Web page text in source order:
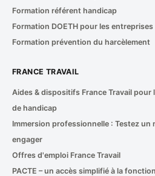
Formation référent handicap
Formation DOETH pour les entreprises
Formation prévention du harcèlement
FRANCE TRAVAIL
Aides & dispositifs France Travail
de handicap
Immersion professionnelle : Testez un
engager
Offres d'emploi France Travail
PACTE – un accès simplifié à la